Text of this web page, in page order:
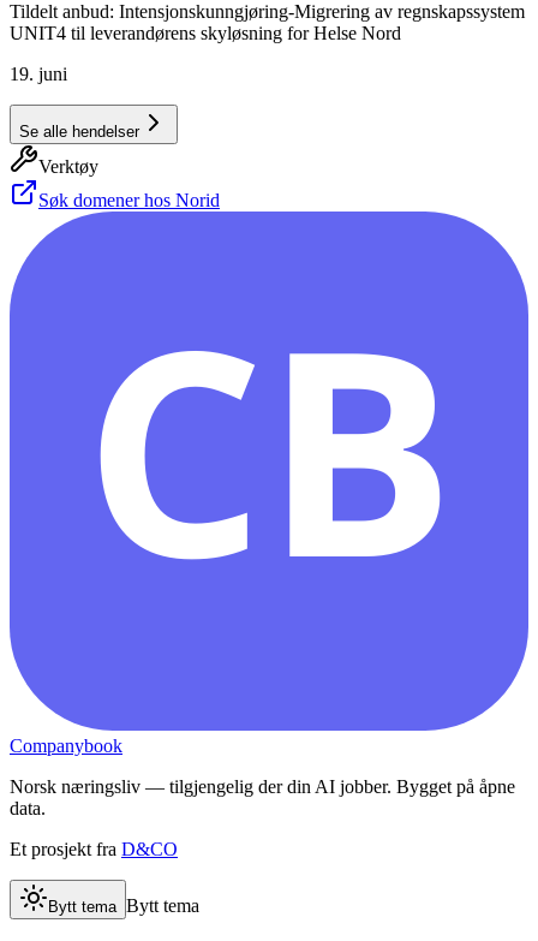
Tildelt anbud: Intensjonskunngjøring-Migrering av regnskapssystem
UNIT4 til leverandørens skyløsning for Helse Nord
19. juni
Se alle hendelser
Verktøy
Søk domener hos Norid
CB
Companybook
Norsk næringsliv — tilgjengelig der din AI jobber. Bygget på åpne
data.
Et prosjekt fra D&CO
Bytt tema Bytt tema